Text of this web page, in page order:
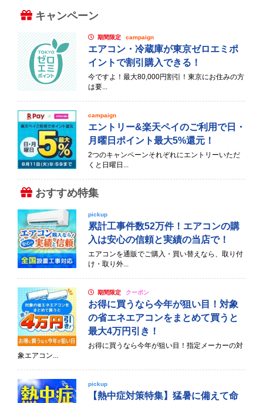
キャンペーン
期間限定 campaign
エアコン・冷蔵庫が東京ゼロエミポ
イントで割引購入できる！
今ですよ！最大80,000円割引！東京にお住みの方
は要...
campaign
エントリー&楽天ペイのご利用で日・
月曜日ポイント最大5%還元！
2つのキャンペーンそれぞれにエントリーいただ
くと日曜日...
おすすめ特集
pickup
累計工事件数52万件！エアコンの購
入は安心の信頼と実績の当店で！
エアコンを通販でご購入・買い替えなら、取り付
け・取り外...
期間限定 クーポン
お得に買うなら今年が狙い目！対象
の省エネエアコンをまとめて買うと
最大4万円引き！
お得に買うなら今年が狙い目！指定メーカーの対
象エアコン...
pickup
【熱中症対策特集】猛暑に備えて命